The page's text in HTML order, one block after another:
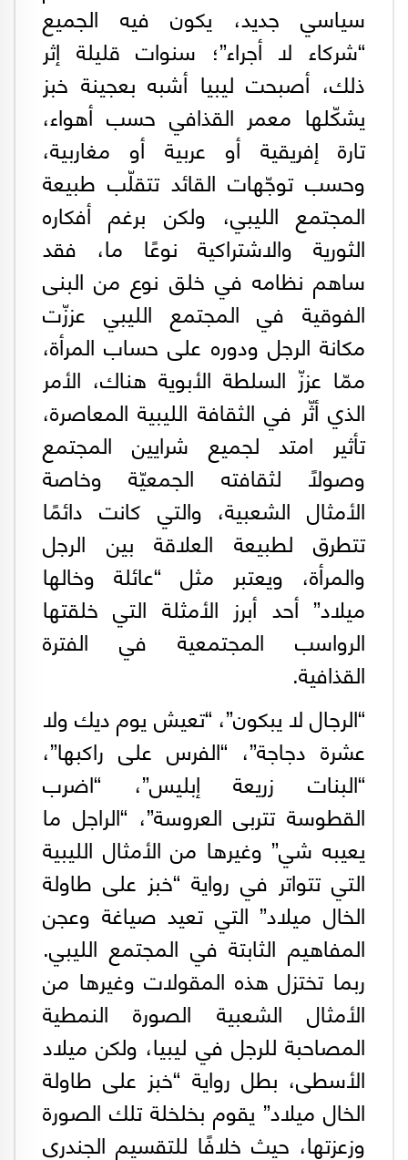
سياسي جديد، يكون فيه الجميع
“شركاء لا أجراء”؛ سنوات قليلة إثر
ذلك، أصبحت ليبيا أشبه بعجينة خبز
يشكّلها معمر القذافي حسب أهواء،
تارة إفريقية أو عربية أو مغاربية،
وحسب توجّهات القائد تتقلّب طبيعة
المجتمع الليبي، ولكن برغم أفكاره
الثورية والاشتراكية نوعًا ما، فقد
ساهم نظامه في خلق نوع من البنى
الفوقية في المجتمع الليبي عززّت
مكانة الرجل ودوره على حساب المرأة،
ممّا عززّ السلطة الأبوية هناك، الأمر
الذي أثّر في الثقافة الليبية المعاصرة،
تأثير امتد لجميع شرايين المجتمع
وصولًا لثقافته الجمعيّة وخاصة
الأمثال الشعبية، والتي كانت دائمًا
تتطرق لطبيعة العلاقة بين الرجل
والمرأة، ويعتبر مثل “عائلة وخالها
ميلاد” أحد أبرز الأمثلة التي خلقتها
الرواسب المجتمعية في الفترة
القذافية.
“الرجال لا يبكون”، “تعيش يوم ديك ولا
عشرة دجاجة”، “الفرس على راكبها”،
“البنات زريعة إبليس”، “اضرب
القطوسة تتربى العروسة”، “الراجل ما
يعيبه شي” وغيرها من الأمثال الليبية
التي تتواتر في رواية “خبز على طاولة
الخال ميلاد” التي تعيد صياغة وعجن
المفاهيم الثابتة في المجتمع الليبي.
ربما تختزل هذه المقولات وغيرها من
الأمثال الشعبية الصورة النمطية
المصاحبة للرجل في ليبيا، ولكن ميلاد
الأسطى، بطل رواية “خبز على طاولة
الخال ميلاد” يقوم بخلخلة تلك الصورة
وزعزتها، حيث خلافًا للتقسيم الجندري